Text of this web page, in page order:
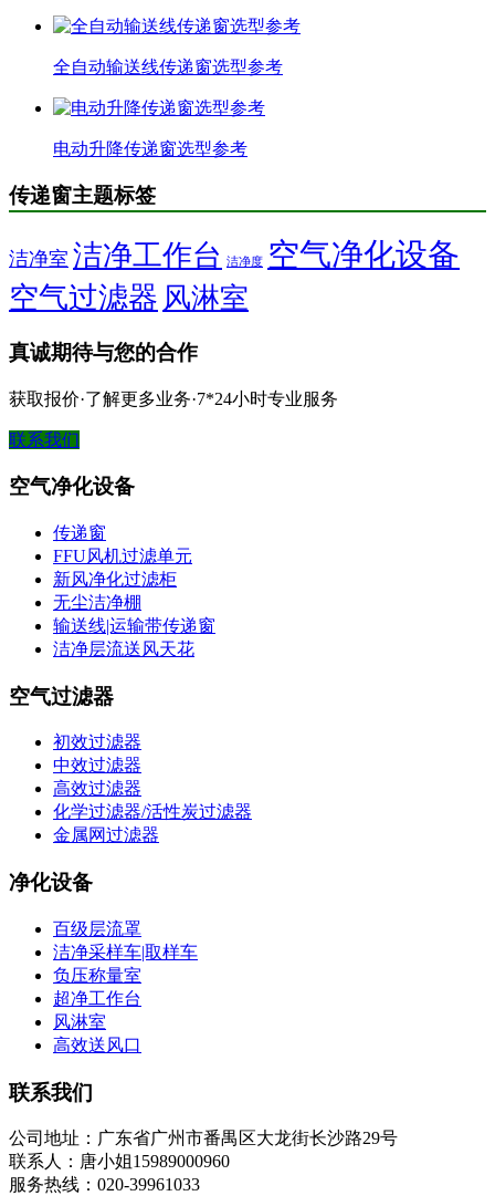
全自动输送线传递窗选型参考
电动升降传递窗选型参考
传递窗主题标签
洁净室 洁净工作台 洁净度 空气净化设备
空气过滤器 风淋室
真诚期待与您的合作
获取报价·了解更多业务·7*24小时专业服务
联系我们
空气净化设备
传递窗
FFU风机过滤单元
新风净化过滤柜
无尘洁净棚
输送线|运输带传递窗
洁净层流送风天花
空气过滤器
初效过滤器
中效过滤器
高效过滤器
化学过滤器/活性炭过滤器
金属网过滤器
净化设备
百级层流罩
洁净采样车|取样车
负压称量室
超净工作台
风淋室
高效送风口
联系我们
公司地址：广东省广州市番禺区大龙街长沙路29号
联系人：唐小姐15989000960
服务热线：020-39961033